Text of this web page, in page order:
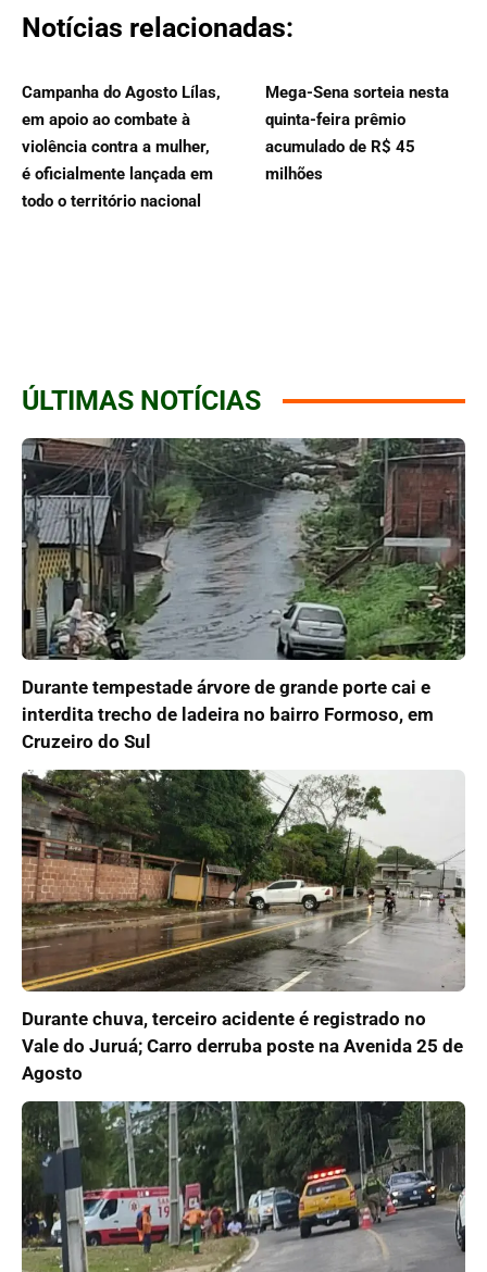
Notícias relacionadas:
Campanha do Agosto Lílas,
em apoio ao combate à
violência contra a mulher,
é oficialmente lançada em
todo o território nacional
Mega-Sena sorteia nesta
quinta-feira prêmio
acumulado de R$ 45
milhões
ÚLTIMAS NOTÍCIAS
Durante tempestade árvore de grande porte cai e
interdita trecho de ladeira no bairro Formoso, em
Cruzeiro do Sul
Durante chuva, terceiro acidente é registrado no
Vale do Juruá; Carro derruba poste na Avenida 25 de
Agosto